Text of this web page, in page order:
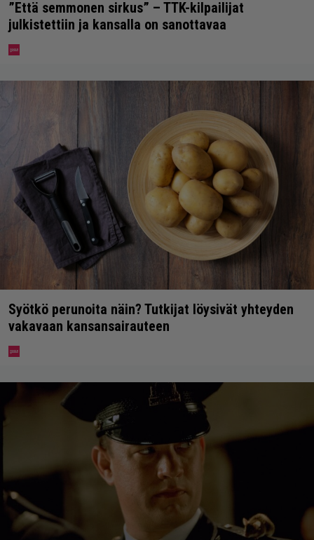
”Että semmonen sirkus” – TTK-kilpailijat
julkistettiin ja kansalla on sanottavaa
Syötkö perunoita näin? Tutkijat löysivät yhteyden
vakavaan kansansairauteen